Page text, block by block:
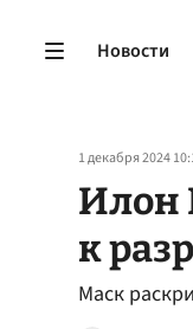
Новости
1 декабря 2024
Илон
к
Маск